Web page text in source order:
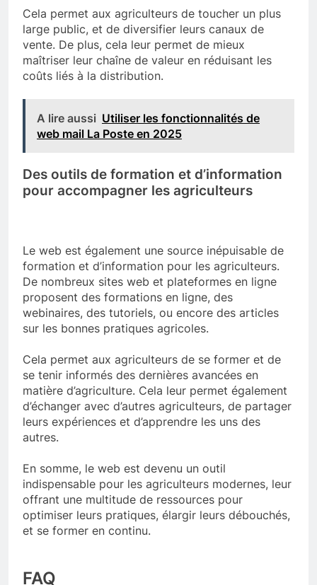
Cela permet aux agriculteurs de toucher un plus
large public, et de diversifier leurs canaux de
vente. De plus, cela leur permet de mieux
maîtriser leur chaîne de valeur en réduisant les
coûts liés à la distribution.
A lire aussi Utiliser les fonctionnalités de
web mail La Poste en 2025
Des outils de formation et d’information
pour accompagner les agriculteurs
Le web est également une source inépuisable de
formation et d’information pour les agriculteurs.
De nombreux sites web et plateformes en ligne
proposent des formations en ligne, des
webinaires, des tutoriels, ou encore des articles
sur les bonnes pratiques agricoles.
Cela permet aux agriculteurs de se former et de
se tenir informés des dernières avancées en
matière d’agriculture. Cela leur permet également
d’échanger avec d’autres agriculteurs, de partager
leurs expériences et d’apprendre les uns des
autres.
En somme, le web est devenu un outil
indispensable pour les agriculteurs modernes, leur
offrant une multitude de ressources pour
optimiser leurs pratiques, élargir leurs débouchés,
et se former en continu.
FAQ